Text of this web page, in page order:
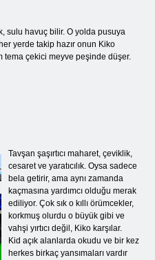
sulu havuç bilir. O yolda pusuya
yerde takip hazır onun Kiko
tema çekici meyve peşinde düşer.
Tavşan şaşırtıcı maharet, çeviklik,
cesaret ve yaratıcılık. Oysa sadece
bela getirir, ama aynı zamanda
kaçmasına yardımcı olduğu merak
ediliyor. Çok sık o kıllı örümcekler,
korkmuş olurdu o büyük gibi ve
vahşi yırtıcı değil, Kiko karşılar.
Kid açık alanlarda okudu ve bir kez
herkes birkaç yansımaları vardır